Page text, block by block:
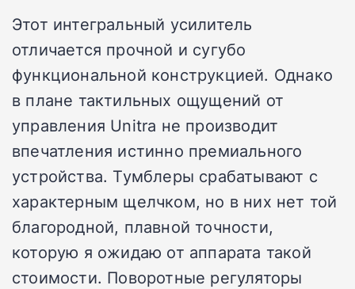
Этот интегральный усилитель
отличается прочной и сугубо
функциональной конструкцией. Однако
в плане тактильных ощущений от
управления Unitra не производит
впечатления истинно премиального
устройства. Тумблеры срабатывают с
характерным щелчком, но в них нет той
благородной, плавной точности,
которую я ожидаю от аппарата такой
стоимости. Поворотные регуляторы